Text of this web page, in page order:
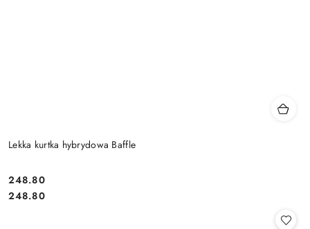
Lekka kurtka hybrydowa Baffle
Cena:
248.80
Cena:
248.80